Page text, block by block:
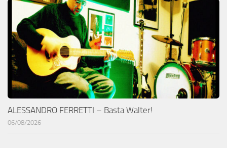
ALESSANDRO FERRETTI – Basta Walter!
06/08/2026